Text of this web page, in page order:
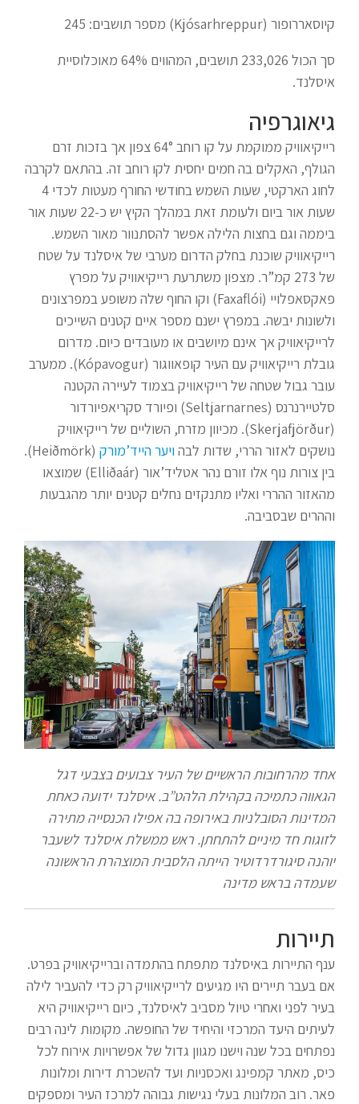
קיוסאררופור (Kjósarhreppur) מספר תושבים: 245
סך הכול 233,026 תושבים, המהווים 64% מאוכלוסיית
איסלנד.
גיאוגרפיה
רייקיאוויק ממוקמת על קו רוחב 64° צפון אך בזכות זרם
הגולף, האקלים בה חמים יחסית לקו רוחב זה. בהתאם לקרבה
לחוג הארקטי, שעות השמש בחודשי החורף מעטות לכדי 4
שעות אור ביום ולעומת זאת במהלך הקיץ יש כ-22 שעות אור
ביממה וגם בחצות הלילה אפשר להסתנוור מאור השמש.
רייקיאוויק שוכנת בחלק הדרום מערבי של איסלנד על שטח
של 273 קמ”ר. מצפון משתרעת רייקיאוויק על מפרץ
פאקסאפלויי (Faxaflói) וקו החוף שלה משופע במפרצונים
ולשונות יבשה. במפרץ ישנם מספר איים קטנים השייכים
לרייקיאוויק אך אינם מיושבים או מעובדים כיום. מדרום
גובלת רייקיאוויק עם העיר קופאווגור (Kópavogur). ממערב
עובר גבול שטחה של רייקיאוויק בצמוד לעיירה הקטנה
סלטיירנרנס (Seltjarnarnes) ופיורד סקריאפיורדור
(Skerjafjörður). מכיוון מזרח, השוליים של רייקיאוויק
נושקים לאזור הררי, שדות לבהויער הייד’מורק
(Heiðmörk).
בין צורות נוף אלו זורם נהר אטליד’אור (Elliðaár) שמוצאו
מהאזור ההררי ואליו מתנקזים נחלים קטנים יותר מהגבעות
וההרים שבסביבה.
אחד מהרחובות הראשיים של העיר צבועים בצבעי דגל
הגאווה כתמיכה בקהילת הלהט”ב. איסלנד ידועה כאחת
המדינות הסובלניות באירופה בה אפילו הכנסייה מתירה
לזוגות חד מיניים להתחתן. ראש ממשלת איסלנד לשעבר
יוהנה סיגורדרדוטיר הייתה הלסבית המוצהרת הראשונה
שעמדה בראש מדינה
תיירות
ענף התיירות באיסלנד מתפתח בהתמדה וברייקיאוויק בפרט.
אם בעבר תיירים היו מגיעים לרייקיאוויק רק כדי להעביר לילה
בעיר לפני ואחרי טיול מסביב לאיסלנד, כיום רייקיאוויק היא
לעיתים היעד המרכזי והיחיד של החופשה. מקומות לינה רבים
נפתחים בכל שנה וישנו מגוון גדול של אפשרויות אירוח לכל
כיס, מאתר קמפינג ואכסניות ועד להשכרת דירות ומלונות
פאר. רוב המלונות בעלי נגישות גבוהה למרכז העיר ומספקים